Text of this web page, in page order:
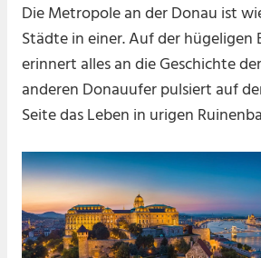
Die Metropole an der Donau ist
Städte in einer. Auf der hügeligen
erinnert alles an die Geschichte
anderen Donauufer pulsiert auf
Seite das Leben in urigen